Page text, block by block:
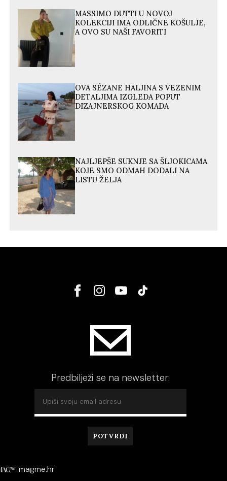
MASSIMO DUTTI U NOVOJ
KOLEKCIJI IMA ODLIČNE KOŠULJE,
A OVO SU NAŠI FAVORITI
OVA SÉZANE HALJINA S VEZENIM
DETALJIMA IZGLEDA POPUT
DIZAJNERSKOG KOMADA
NAJLJEPŠE SUKNJE SA ŠLJOKICAMA
KOJE SMO ODMAH DODALI NA
LISTU ŽELJA
Predbilježi se na newsletter:
magme.hr